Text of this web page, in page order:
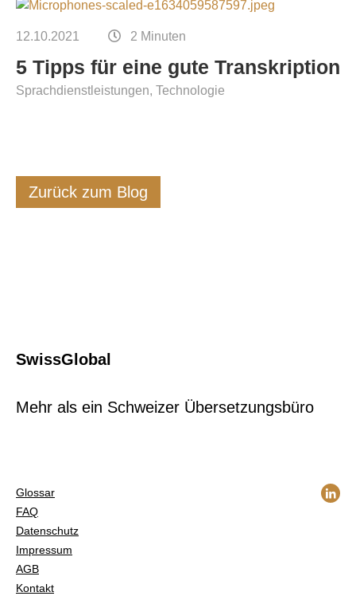
12.10.2021 2 Minuten
5 Tipps für eine gute Transkription
Sprachdienstleistungen Technologie
Zurück zum Blog
SwissGlobal
Mehr als ein Schweizer Übersetzungsbüro
Glossar
FAQ
Datenschutz
Impressum
AGB
Kontakt